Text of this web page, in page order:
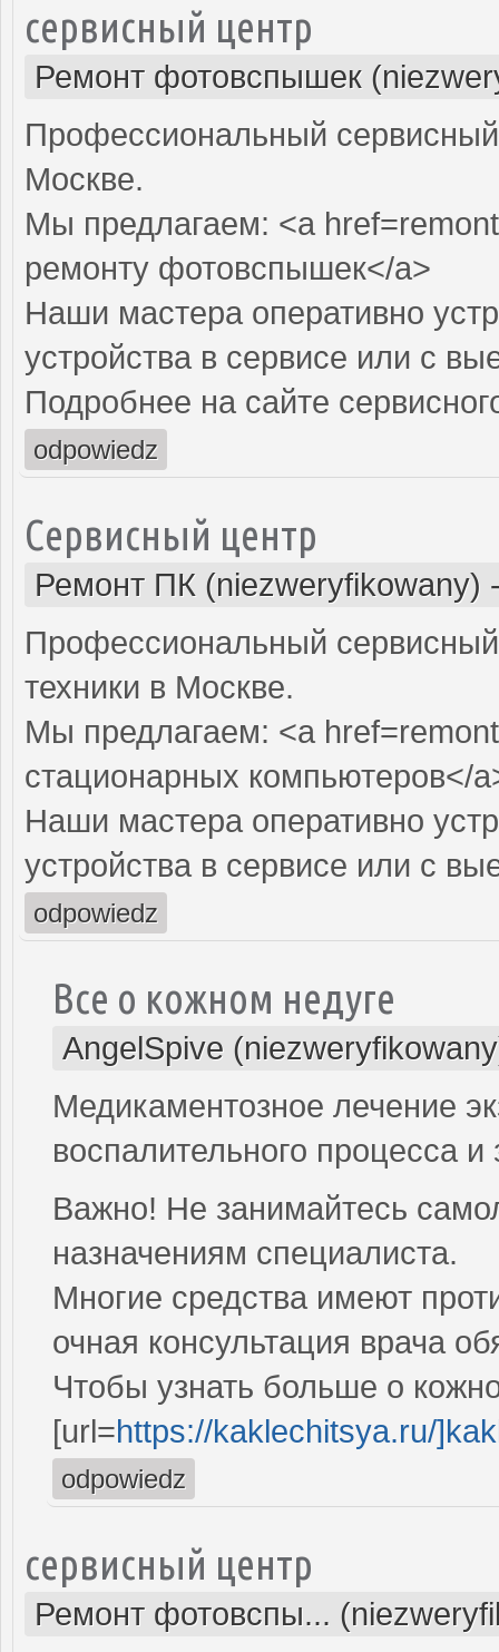
сервисный центр
Ремонт фотовспышек
Профессиональный
Москве.
Мы предлагаем: <a
ремонту фотовспышек</a>
Наши мастера оперативно
устройства в сервисе или с
Подробнее на сайте
odpowiedz
Сервисный центр
Ремонт ПК (niezweryfikowany)
Профессиональный
техники в Москве.
Мы предлагаем: <a
стационарных компьютеров</
Наши мастера оперативно
устройства в сервисе или с
odpowiedz
Все о кожном недуге
AngelSpive
Медикаментозное лечение
воспалительного процесса и
Важно! Не занимайтесь
назначениям специалиста.
Многие средства имеют
очная консультация врача
Чтобы узнать больше о
[url=https://kaklechitsya.ru/
odpowiedz
сервисный центр
Ремонт фотовспы...